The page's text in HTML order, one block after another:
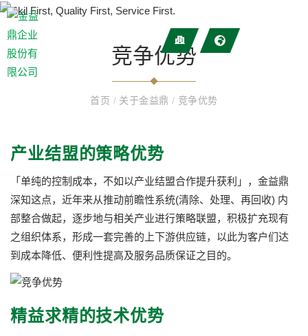
竞争优势
首页 / 关于金益鼎/ 竞争优势
产业结盟的策略优势
「单纯的控制成本，不如以产业结盟合作提升获利」，金益鼎
深知这点，近年来从推动前瞻性系统(清除、处理、再回收) 内
部整合做起，逐步地与相关产业进行策略联盟，积极扩充现有
之组织体系，形成一套完善的上下游供应链，以此为客户们达
到成本降低、便利性提高及服务品质保证之目的。
精益求精的技术优势